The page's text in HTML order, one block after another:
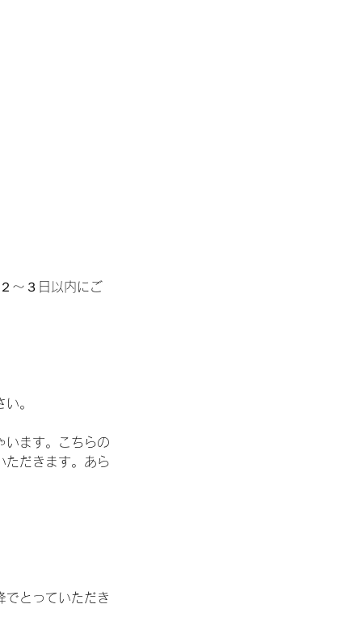
～３日以内にご
。
います。こちらの
ただきます。あら
とっていただき